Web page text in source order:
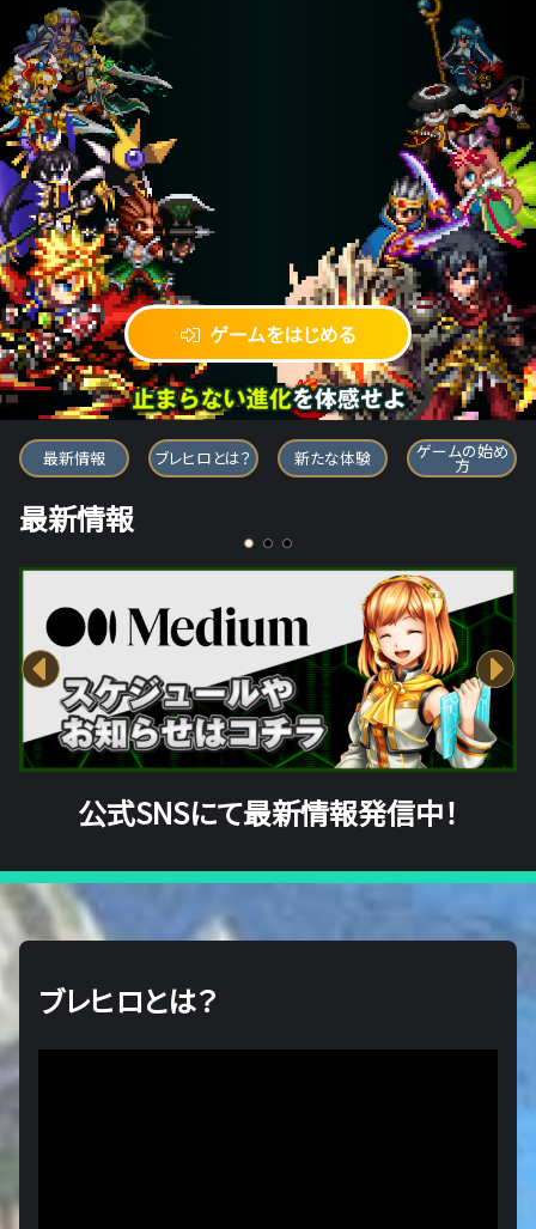
ゲームをはじめる
ブレイブ フロンティア ヒーローズ
最新情報 ブレヒロとは？ 新たな体験 ゲームの始め
方
最新情報
公式SNSにて最新情報発信中！
ブレヒロとは？